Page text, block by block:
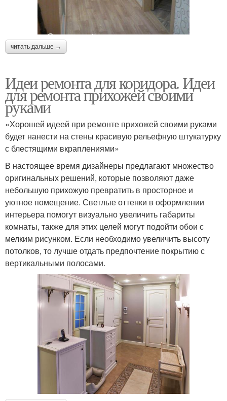
читать дальше →
Идеи ремонта для коридора. Идеи
для ремонта прихожей своими
руками
«Хорошей идеей при ремонте прихожей своими руками
будет нанести на стены красивую рельефную штукатурку
с блестящими вкраплениями»
В настоящее время дизайнеры предлагают множество
оригинальных решений, которые позволяют даже
небольшую прихожую превратить в просторное и
уютное помещение. Светлые оттенки в оформлении
интерьера помогут визуально увеличить габариты
комнаты, также для этих целей могут подойти обои с
мелким рисунком. Если необходимо увеличить высоту
потолков, то лучше отдать предпочтение покрытию с
вертикальными полосами.